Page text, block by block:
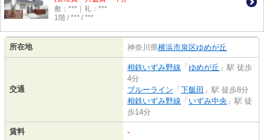
敷：***｜礼：***
1階 / *** / ***
所在地 神奈川県横浜市泉区ゆめが丘
交通
相鉄いずみ野線 「 ゆめが丘 」駅 徒歩
4分
ブルーライン 「 下飯田 」駅 徒歩8分
相鉄いずみ野線 「 いずみ中央 」駅 徒
歩14分
賃料 -